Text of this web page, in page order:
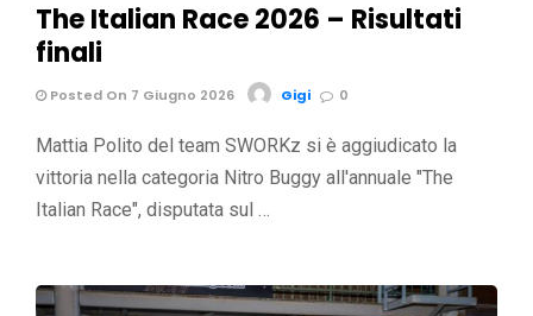
The Italian Race 2026 – Risultati
finali
Posted On 7 Giugno 2026 Gigi 0
Mattia Polito del team SWORKz si è aggiudicato la
vittoria nella categoria Nitro Buggy all'annuale "The
Italian Race", disputata sul …